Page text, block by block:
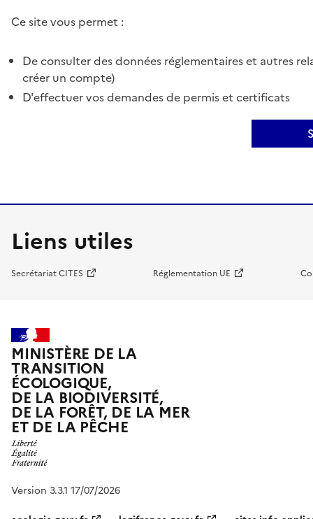
Ce site vous permet :
De consulter des données réglementaires et autres
créer un compte)
D'effectuer vos demandes de permis et certificats
Liens utiles
Secrétariat CITES Réglementation UE
MINISTÈRE DE LA
TRANSITION
ÉCOLOGIQUE,
DE LA BIODIVERSITÉ,
DE LA FORÊT, DE LA MER
ET DE LA PÊCHE
Version 3.3.1 17/07/2026